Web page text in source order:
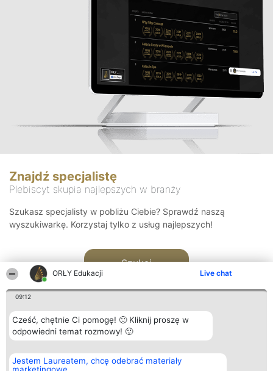
ORŁY Edukacji Live chat
09:12
Cześć, chętnie Ci pomogę! 🙂 Kliknij proszę w
odpowiedni temat rozmowy! 🙂
Jestem Laureatem, chcę odebrać materiały
Znajdź specjalistę
Plebiscyt skupia najlepszych w branży
Szukasz specjalisty w pobliżu Ciebie? Sprawdź naszą
wyszukiwarkę. Korzystaj tylko z usług najlepszych!
Szukaj
Organizator plebiscytu
Bright Side Solutions sp. z o.
Plebiscyt
Laureaci
Kontakt
Kontakt